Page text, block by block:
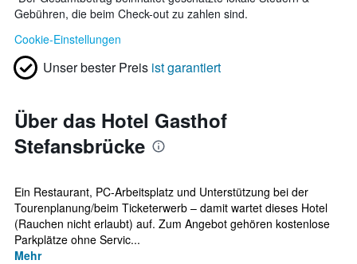
Gebühren, die beim Check-out zu zahlen sind.
Cookie-Einstellungen
Unser bester Preis ist garantiert
Über das Hotel Gasthof
Stefansbrücke
Ein Restaurant, PC-Arbeitsplatz und Unterstützung bei der
Tourenplanung/beim Ticketerwerb – damit wartet dieses Hotel
(Rauchen nicht erlaubt) auf. Zum Angebot gehören kostenlose
Parkplätze ohne Servic...
Mehr